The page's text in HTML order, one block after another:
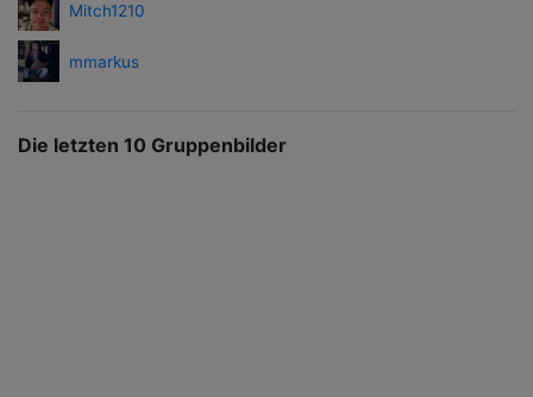
Mitch1210
mmarkus
Die letzten 10 Gruppenbilder